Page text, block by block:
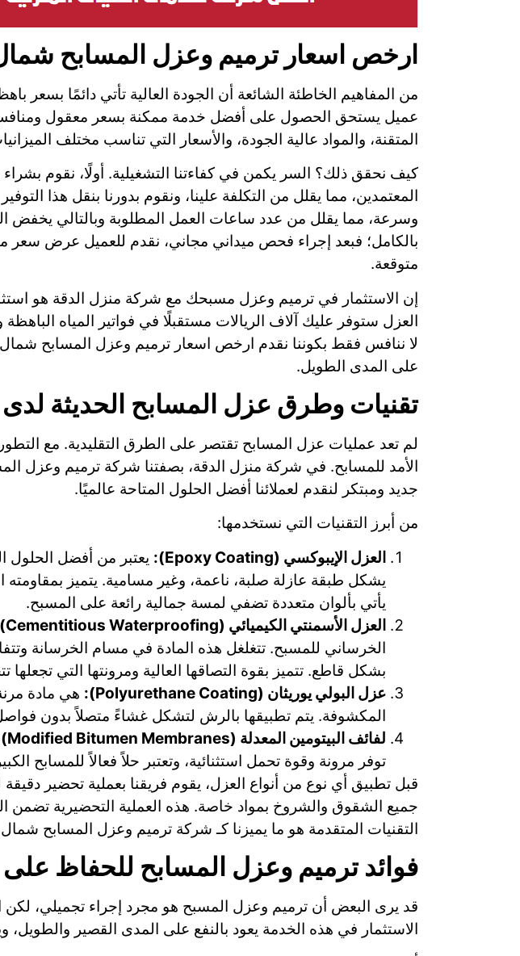
ارخص اسعار ترميم وعزل المسابح
من المفاهيم الخاطئة الشائعة أن الجودة العالية تأتي دائمًا
عميل يستحق الحصول على أفضل خدمة ممكنة بسعر معقول ومنافس.
المتقنة، والمواد عالية الجودة، والأسعار التي تناسب مختلف
كيف نحقق ذلك؟ السر يكمن في كفاءتنا التشغيلية. أولًا، نقوم
المعتمدين، مما يقلل من التكلفة علينا، ونقوم بدورنا بنقل هذا
وسرعة، مما يقلل من عدد ساعات العمل المطلوبة وبالتالي يخفض
بالكامل؛ فبعد إجراء فحص ميداني مجاني، نقدم للعميل عرض
متوقعة.
إن الاستثمار في ترميم وعزل مسبحك مع شركة منزل الدقة هو
العزل ستوفر عليك آلاف الريالات مستقبلًا في فواتير المياه
لا ننافس فقط بكوننا نقدم ارخص اسعار ترميم وعزل المسابح شمال
على المدى الطويل.
تقنيات وطرق عزل المسابح الحديثة
لم تعد عمليات عزل المسابح تقتصر على الطرق التقليدية. مع
الأمد للمسابح. في شركة منزل الدقة، بصفتنا شركة ترميم وعزل
جديد ومبتكر لنقدم لعملائنا أفضل الحلول المتاحة عالميًا.
من أبرز التقنيات التي نستخدمها:
العزل الإيبوكسي (Epoxy Coating):
يعتبر من أفضل الحلول
يشكل طبقة عازلة صلبة، ناعمة، وغير مسامية. يتميز بمقاومته
يأتي بألوان متعددة تضفي لمسة جمالية رائعة على المسبح.
العزل الأسمنتي الكيميائي (Cementitious Waterproofing):
الخرساني للمسبح. تتغلغل هذه المادة في مسام الخرسانة
بشكل قاطع. تتميز بقوة التصاقها العالية ومرونتها التي
عزل البولي يوريثان (Polyurethane Coating):
هي مادة
المكشوفة. يتم تطبيقها بالرش لتشكل غشاءً متصلاً بدون
لفائف البيتومين المعدلة (Modified Bitumen Membranes):
توفر مرونة وقوة تحمل استثنائية، وتعتبر حلاً فعالاً للمسابح
قبل تطبيق أي نوع من أنواع العزل، يقوم فريقنا بعملية تحضير
جميع الشقوق والشروخ بمواد خاصة. هذه العملية التحضيرية تضمن
التقنيات المتقدمة هو ما يميزنا كـ شركة ترميم وعزل المسابح
فوائد ترميم وعزل المسابح للحفاظ على
قد يرى البعض أن ترميم وعزل المسبح هو مجرد إجراء تجميلي، لكن
الاستثمار في هذه الخدمة يعود بالنفع على المدى القصير